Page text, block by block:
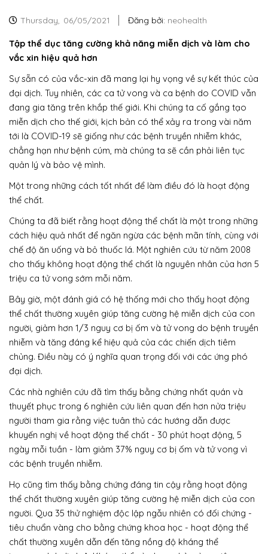
Thursday, 06/05/2021 Đăng bởi: neohealth
Tập thể dục tăng cường khả năng miễn dịch và làm cho
vắc xin hiệu quả hơn
Sự sẵn có của vắc-xin đã mang lại hy vọng về sự kết thúc của
đại dịch. Tuy nhiên, các ca tử vong và ca bệnh do COVID vẫn
đang gia tăng trên khắp thế giới. Khi chúng ta cố gắng tạo
miễn dịch cho thế giới, kịch bản có thể xảy ra trong vài năm
tới là COVID-19 sẽ giống như các bệnh truyền nhiễm khác,
chẳng hạn như bệnh cúm, mà chúng ta sẽ cần phải liên tục
quản lý và bảo vệ mình.
Một trong những cách tốt nhất để làm điều đó là hoạt động
thể chất.
Chúng ta đã biết rằng hoạt động thể chất là một trong những
cách hiệu quả nhất để ngăn ngừa các bệnh mãn tính, cùng với
chế độ ăn uống và bỏ thuốc lá. Một nghiên cứu từ năm 2008
cho thấy không hoạt động thể chất là nguyên nhân của hơn 5
triệu ca tử vong sớm mỗi năm.
Bây giờ, một đánh giá có hệ thống mới cho thấy hoạt động
thể chất thường xuyên giúp tăng cường hệ miễn dịch của con
người, giảm hơn 1/3 nguy cơ bị ốm và tử vong do bệnh truyền
nhiễm và tăng đáng kể hiệu quả của các chiến dịch tiêm
chủng. Điều này có ý nghĩa quan trọng đối với các ứng phó
đại dịch.
Các nhà nghiên cứu đã tìm thấy bằng chứng nhất quán và
thuyết phục trong 6 nghiên cứu liên quan đến hơn nửa triệu
người tham gia rằng việc tuân thủ các hướng dẫn được
khuyến nghị về hoạt động thể chất - 30 phút hoạt động, 5
ngày mỗi tuần - làm giảm 37% nguy cơ bị ốm và tử vong vì
các bệnh truyền nhiễm.
Họ cũng tìm thấy bằng chứng đáng tin cậy rằng hoạt động
thể chất thường xuyên giúp tăng cường hệ miễn dịch của con
người. Qua 35 thử nghiệm độc lập ngẫu nhiên có đối chứng -
tiêu chuẩn vàng cho bằng chứng khoa học - hoạt động thể
chất thường xuyên dẫn đến tăng nồng độ kháng thể